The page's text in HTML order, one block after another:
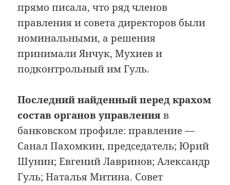
прямо писала, что ряд членов
правления и совета директоров были
номинальными, а решения
принимали Янчук, Мухиев и
подконтрольный им Гуль.
Последний найденный перед крахом
состав органов управленияв
банковском профиле: правление —
Санал Пахомкин, председатель; Юрий
Шунин; Евгений Лавринов; Александр
Гуль; Наталья Митина. Совет